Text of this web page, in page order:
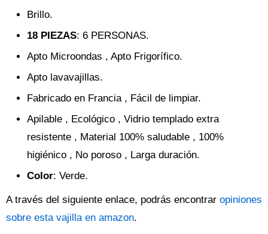
Brillo.
18 PIEZAS: 6 PERSONAS.
Apto Microondas , Apto Frigorífico.
Apto lavavajillas.
Fabricado en Francia , Fácil de limpiar.
Apilable , Ecológico , Vidrio templado extra
resistente , Material 100% saludable , 100%
higiénico , No poroso , Larga duración.
Color: Verde.
A través del siguiente enlace, podrás encontrar opiniones
sobre esta vajilla en amazon.